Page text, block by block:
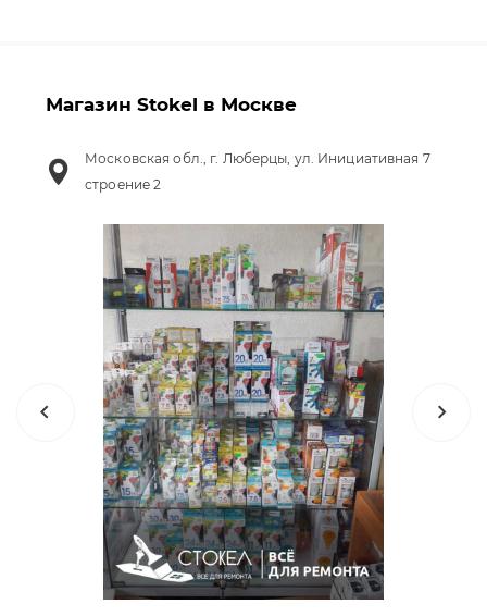
Магазин Stokel в Москве
Московская обл., г. Люберцы, ул. Инициативная 7
строение 2